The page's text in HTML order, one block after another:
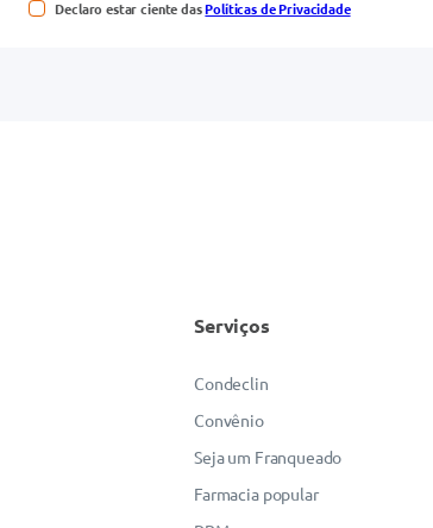
Declaro estar ciente dasPolíticas de Privacidade
Serviços
Condeclin
Convênio
Seja um Franqueado
Farmacia popular